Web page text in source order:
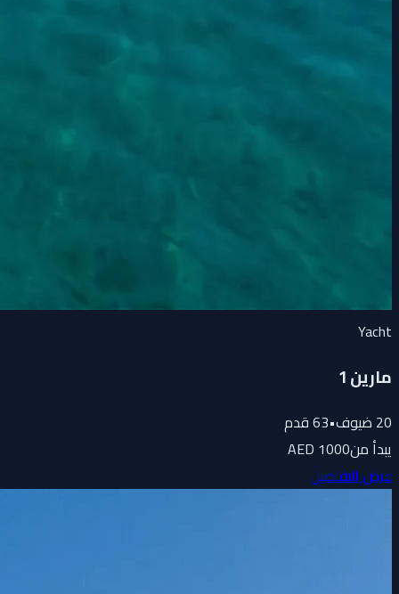
Yacht
مارين 1
20ضيوف•
63 قدم
يبدأ من1000 AED
عرض التفاصيل